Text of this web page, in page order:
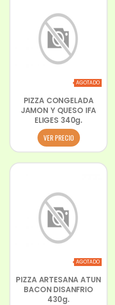
AGOTADO
PIZZA CONGELADA
JAMON Y QUESO IFA
ELIGES 340g.
VER PRECIO
AGOTADO
PIZZA ARTESANA ATUN
BACON DISANFRIO
430g.